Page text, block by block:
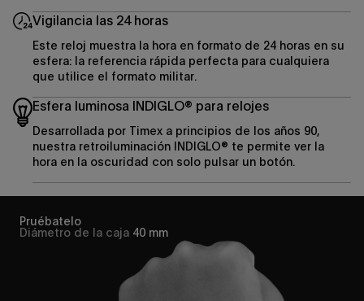
Vigilancia las 24 horas
Este reloj muestra la hora en formato de 24 horas en su
esfera: la referencia rápida perfecta para cualquiera
que utilice el formato militar.
Esfera luminosa INDIGLO® para relojes
Desarrollada por Timex a principios de los años 90,
nuestra retroiluminación INDIGLO® te permite ver la
hora en la oscuridad con solo pulsar un botón.
Pruébatelo
Diámetro de la caja 40 mm